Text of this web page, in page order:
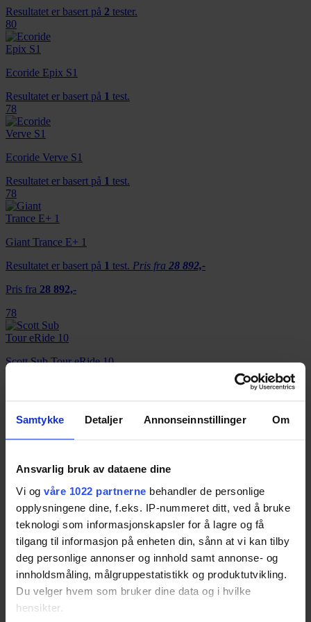
Samtykke Detaljer Annonseinnstillinger Om
Ansvarlig bruk av dataene dine
Vi og våre 1022 partnerne behandler de personlige
opplysningene dine, f.eks. IP-nummeret ditt, ved å bruke
teknologi som informasjonskapsler for å lagre og få
tilgang til informasjon på enheten din, sånn at vi kan tilby
deg personlige annonser og innhold samt annonse- og
innholdsmåling, målgruppestatistikk og produktutvikling.
Du velger hvem som bruker dine data og i hvilke
hensikter.
Resultatet er basert på 2 tester.
80
Ecoride Epix S1
Resultatet er basert på 1 test.
78
Ecoride Verve S1
Resultatet er basert på 1 test.
78
Giant Trance E+ 1
Resultatet er basert på 1 test. Pris fra 28 892,-
Pris fra 28 892,-
78
Scott Sub Tour eRide 10
Resultatet er basert på1 test.Pris fra54 000,-
Pris fra54 000,-
White SC-E Comp